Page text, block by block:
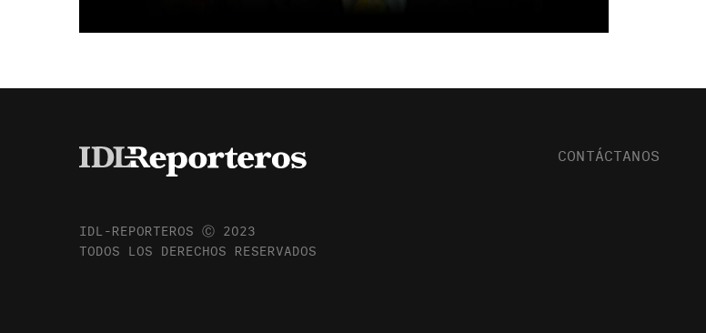
CONTÁCTANOS
IDL-REPORTEROS Ⓒ 2023
TODOS LOS DERECHOS RESERVADOS